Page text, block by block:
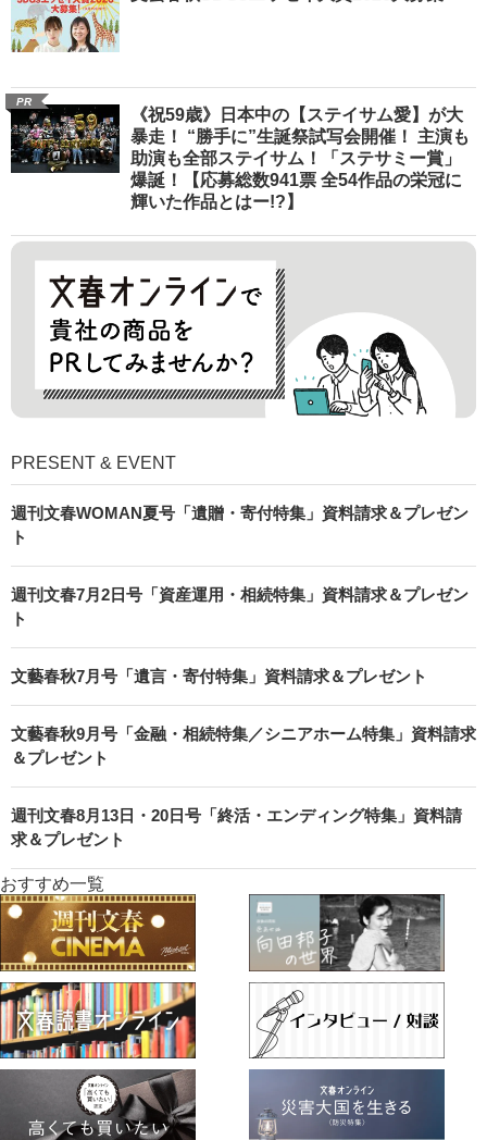
PR
《祝59歳》日本中の【ステイサム愛】が大
暴走！ “勝手に”生誕祭試写会開催！ 主演も
助演も全部ステイサム！「ステサミー賞」
爆誕！【応募総数941票 全54作品の栄冠に
輝いた作品とはー!?】
PRESENT & EVENT
週刊文春WOMAN夏号「遺贈・寄付特集」資料請求＆プレゼン
ト
週刊文春7月2日号「資産運用・相続特集」資料請求＆プレゼン
ト
文藝春秋7月号「遺言・寄付特集」資料請求＆プレゼント
文藝春秋9月号「金融・相続特集／シニアホーム特集」資料請求
＆プレゼント
週刊文春8月13日・20日号「終活・エンディング特集」資料請
求＆プレゼント
おすすめ一覧